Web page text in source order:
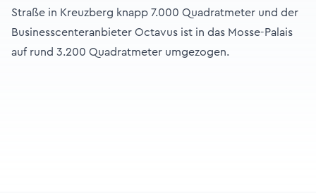
Straße in Kreuzberg knapp 7.000 Quadratmeter und der
Businesscenteranbieter Octavus ist in das Mosse-Palais
auf rund 3.200 Quadratmeter umgezogen.